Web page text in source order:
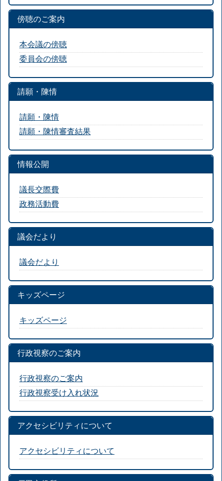
傍聴のご案内
本会議の傍聴
委員会の傍聴
請願・陳情
請願・陳情
請願・陳情審査結果
情報公開
議長交際費
政務活動費
議会だより
議会だより
キッズページ
キッズページ
行政視察のご案内
行政視察のご案内
行政視察受け入れ状況
アクセシビリティについて
アクセシビリティについて